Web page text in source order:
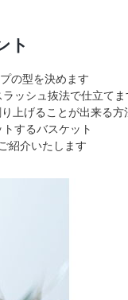
ト
の型を決めます
ッシュ抜法で仕立てま
上げることが出来る方
するバスケット
紹介いたします